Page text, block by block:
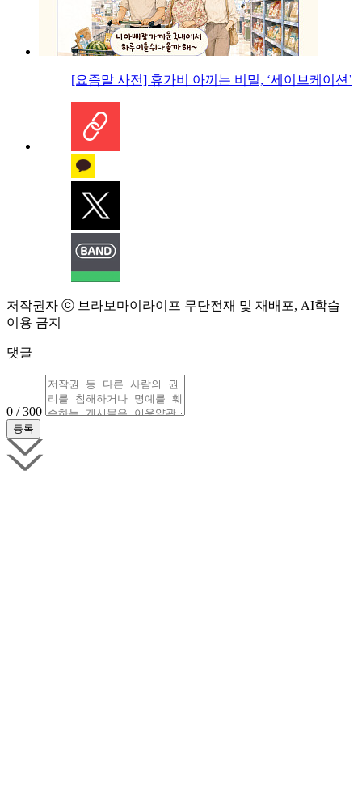
[요즘말 사전] 휴가비 아끼는 비밀, ‘세이브케이션’
저작권자 ⓒ 브라보마이라이프 무단전재 및 재배포, AI학습
이용 금지
댓글
0 / 300